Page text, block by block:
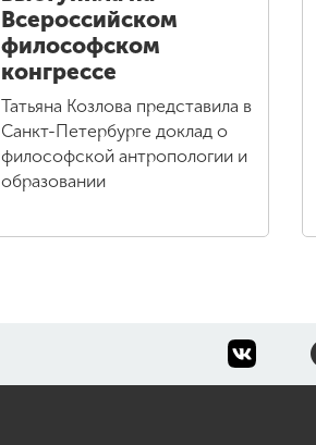
Всероссийском
философском
конгрессе
Татьяна Козлова представила в
Санкт-Петербурге доклад о
философской антропологии и
образовании